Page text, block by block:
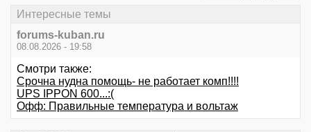
Интересные темы
forums-kuban.ru
08.08.2026 - 19:58
Смотри также:
Срочна нудна помощь- не работает комп!!!!
UPS IPPON 600...:(
Офф: Правильные температура и вольтаж